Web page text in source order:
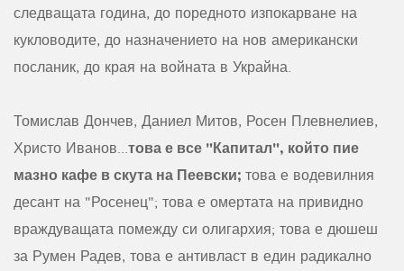
следващата година, до поредното изпокарване на
кукловодите, до назначението на нов американски
посланик, до края на войната в Украйна.
Томислав Дончев, Даниел Митов, Росен Плевнелиев,
Христо Иванов...това е все "Капитал", който пие
мазно кафе в скута на Пеевски; това е водевилния
десант на "Росенец"; това е омертата на привидно
враждуващата помежду си олигархия; това е дюшеш
за Румен Радев, това е антивласт в един радикално